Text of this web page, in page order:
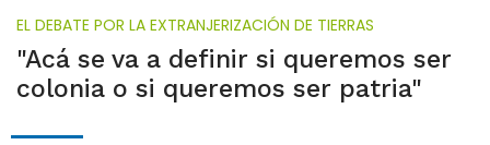
EL DEBATE POR LA EXTRANJERIZACIÓN DE TIERRAS
"Acá se va a definir si queremos ser
colonia o si queremos ser patria"